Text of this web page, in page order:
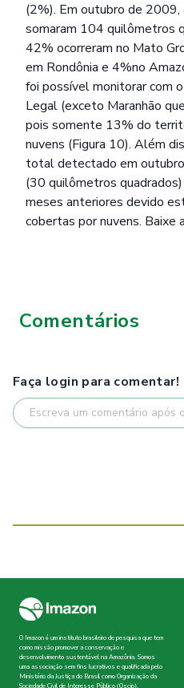
(2%). Em outubro de
somaram 104 quilômetros
42% ocorreram no Mato
em Rondônia e 4%no
foi possível monitorar com
Legal (exceto Maranhão
pois somente 13% do
nuvens (Figura 10). Além
total detectado em
(30 quilômetros
meses anteriores devido
cobertas por nuvens. Baixe
Comentários
Faça login para comentar!
O Imazon é um instituto brasileiro de pesquisa que tem
como missão promover a conservação e
desenvolvimento sustentável na Amazônia. Somos
uma associação sem fins lucrativos e qualificada pelo
Ministério da Justiça do Brasil como Organização da
Sociedade Civil de Interesse Público (Oscip).